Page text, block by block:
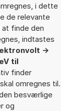
i dette
de relevante
at finde den
indtastes
->
til
finder
omregnes til.
besværlige
og